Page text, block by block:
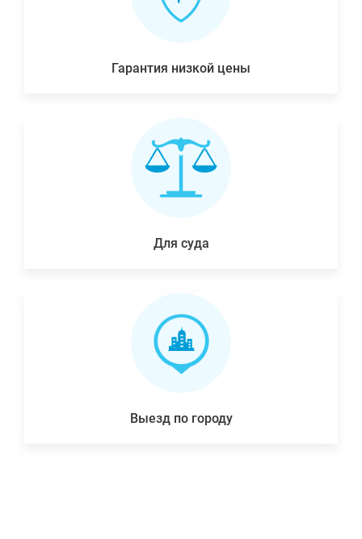
Гарантия низкой цены
Для суда
Выезд по городу